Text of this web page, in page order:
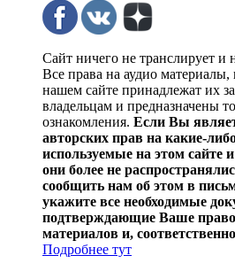
Сайт ничего не транслирует и
Все права на аудио материалы,
нашем сайте принадлежат их
владельцам и предназначены
ознакомления. Если Вы
авторских прав на какие-
используемые на этом сайте
они более не
сообщить нам об этом в
укажите все необходимые
подтверждающие Ваше право
материалов и,
Подробнее тут